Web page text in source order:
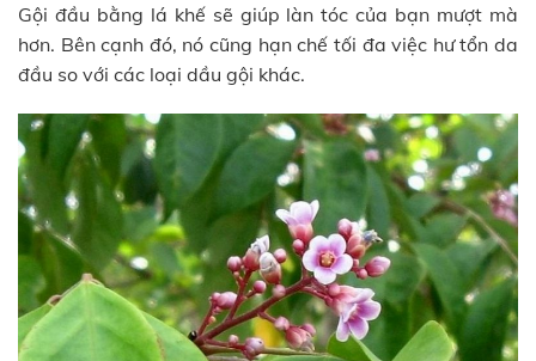
Gội đầu bằng lá khế sẽ giúp làn tóc của bạn mượt mà
hơn. Bên cạnh đó, nó cũng hạn chế tối đa việc hư tổn da
đầu so với các loại dầu gội khác.